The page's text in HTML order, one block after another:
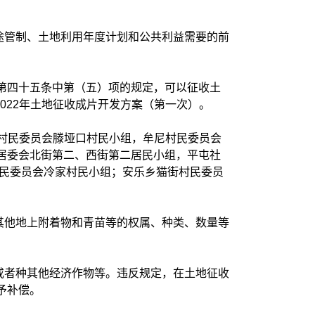
制、土地利用年度计划和公共利益需要的前
十五条中第（五）项的规定，可以征收土
年土地征收成片开发方案（第一次）。
民委员会滕垭口村民小组，牟尼村民委员会
会北街第二、西街第二居民小组，平屯社
委员会冷家村民小组；安乐乡猫街村民委员
地上附着物和青苗等的权属、种类、数量等
种其他经济作物等。违反规定，在土地征收
偿。